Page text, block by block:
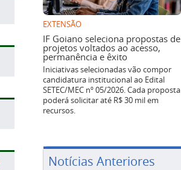
EXTENSÃO
IF Goiano seleciona propostas de
projetos voltados ao acesso,
permanência e êxito
Iniciativas selecionadas vão compor
candidatura institucional ao Edital
SETEC/MEC nº 05/2026. Cada proposta
poderá solicitar até R$ 30 mil em
recursos.
Notícias Anteriores